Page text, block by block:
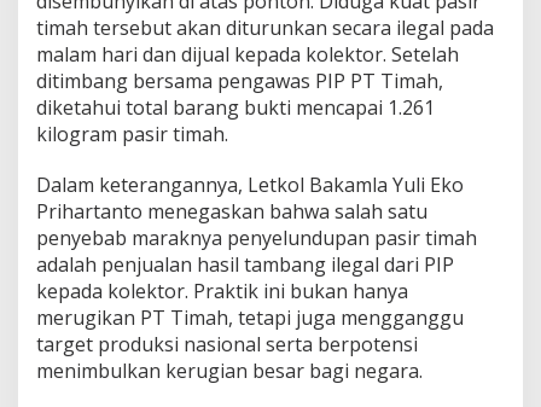
timah tersebut akan diturunkan secara ilegal pada
malam hari dan dijual kepada kolektor. Setelah
ditimbang bersama pengawas PIP PT Timah,
diketahui total barang bukti mencapai 1.261
kilogram pasir timah.
Dalam keterangannya, Letkol Bakamla Yuli Eko
Prihartanto menegaskan bahwa salah satu
penyebab maraknya penyelundupan pasir timah
adalah penjualan hasil tambang ilegal dari PIP
kepada kolektor. Praktik ini bukan hanya
merugikan PT Timah, tetapi juga mengganggu
target produksi nasional serta berpotensi
menimbulkan kerugian besar bagi negara.